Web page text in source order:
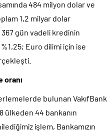
484 milyon dolar ve
1,2 milyar dolar
gün vadeli kredinin
Euro dilimi için ise
oranı
bulunan VakıfBank
ülkeden 44 bankanın
işlem, Bankamızın